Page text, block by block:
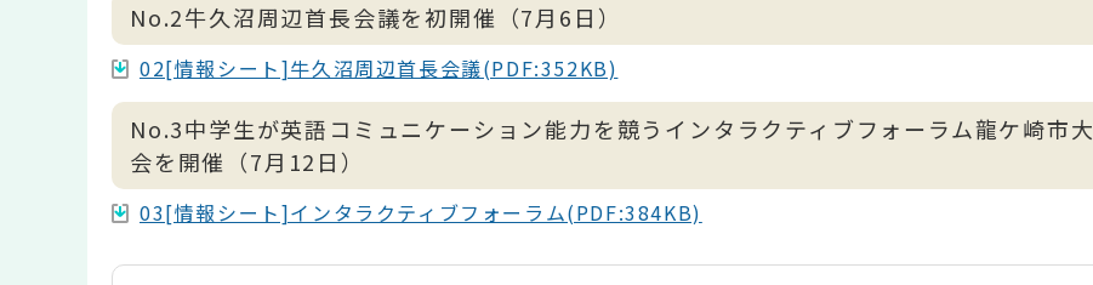
No.2牛久沼周辺首長会議を初開催（7月6日）
02[情報シート]牛久沼周辺首長会議(PDF:352KB)
No.3中学生が英語コミュニケーション能力を競うインタラクティブフォーラム龍ケ崎市大
会を開催（7月12日）
03[情報シート]インタラクティブフォーラム(PDF:384KB)